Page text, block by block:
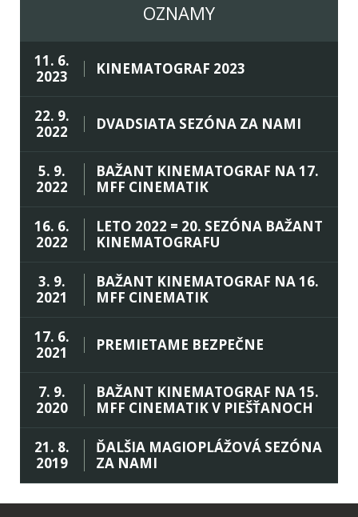
OZNAMY
11. 6.
2023
KINEMATOGRAF 2023
22. 9.
2022
DVADSIATA SEZÓNA ZA NAMI
5. 9.
2022
BAŽANT KINEMATOGRAF NA 17.
MFF CINEMATIK
16. 6.
2022
LETO 2022 = 20. SEZÓNA BAŽANT
KINEMATOGRAFU
3. 9.
2021
BAŽANT KINEMATOGRAF NA 16.
MFF CINEMATIK
17. 6.
2021
PREMIETAME BEZPEČNE
7. 9.
2020
BAŽANT KINEMATOGRAF NA 15.
MFF CINEMATIK V PIEŠŤANOCH
21. 8.
2019
ĎALŠIA MAGIOPLÁŽOVÁ SEZÓNA
ZA NAMI